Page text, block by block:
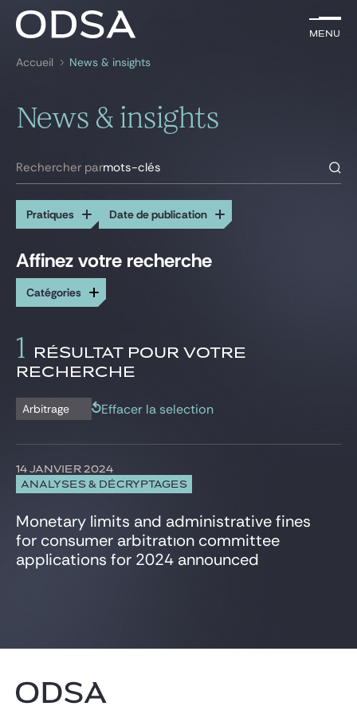
Menu
Rechercher par
Menu
Pratiques
News & insights
Nous rejoindre
Accueil News & insights
News & insights
Rechercher parmots-clés
Pratiques Date de publication
Toutes les pratiques
Actionnariat salarié
Banque et Finance
Concurrence
Corporate/Fusions-Acquisitions
Données personnelles
Projets et Financement de projets
Propriété Intellectuelle
Venture Capital
Affinez votre recherche
Catégories
Actualités
Analyses & décryptages
1 RÉSULTAT POUR VOTRE
RECHERCHE
Arbitrage Effacer la selection
ANALYSES & DÉCRYPTAGES
14 JANVIER 2024
Monetary limits and administrative fines
for consumer arbitratıon committee
applications for 2024 announced